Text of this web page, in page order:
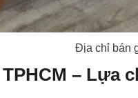
Địa chỉ bán
– Lựa